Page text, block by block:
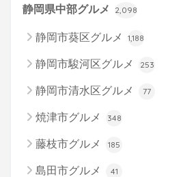
静岡県中部グルメ 2,098
静岡市葵区グルメ 1,188
静岡市駿河区グルメ 253
静岡市清水区グルメ 77
焼津市グルメ 348
藤枝市グルメ 185
島田市グルメ 41